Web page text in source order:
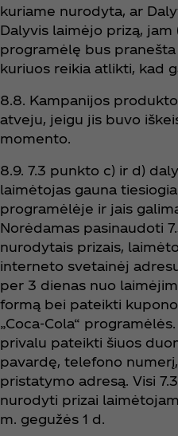
kuriame nurodyta, ar
Dalyvis laimėjo prizą, jam
programėlę bus
kuriuos reikia atlikti, kad
8.8. Kampanijos
atveju, jeigu jis buvo
momento.
8.9. 7.3 punkto c) ir d)
laimėtojas gauna tiesiogiai
programėlėje ir jais
Norėdamas pasinaudoti
nurodytais prizais,
interneto svetainėj
per 3 dienas nuo
formą bei pateikti
„Coca‑Cola“
privalu pateikti šiuos
pavardę, telefono
pristatymo adresą. Visi
nurodyti prizai
m. gegužės 1 d.